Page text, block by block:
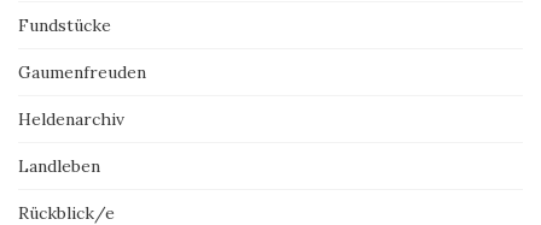
Fundstücke
Gaumenfreuden
Heldenarchiv
Landleben
Rückblick/e